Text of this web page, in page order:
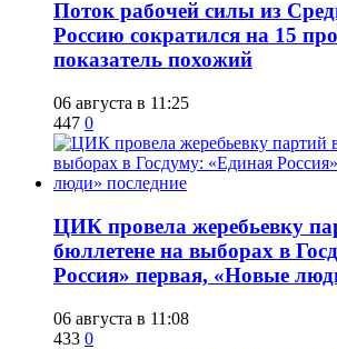
Поток рабочей силы из
Россию сократился на 15
показатель похожий
06 августа в 11:25
447 0
ЦИК провела жеребьевку
бюллетене на выборах в
Россия» первая, «Новые
06 августа в 11:08
433 0